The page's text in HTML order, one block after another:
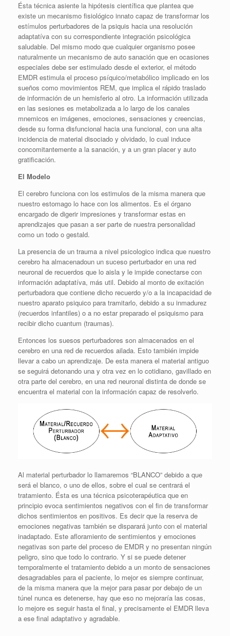
Ésta técnica asiente la hipótesis científica que plantea que
existe un mecanismo fisiológico innato capaz de transformar los
estímulos perturbadores de la psiquis hacia una resolución
adaptatíva con su correspondiente integración psicológica
saludable. Del mismo modo que cualquier organismo posee
naturalmente un mecanismo de auto sanación que en ocasiones
especiales debe ser estimulado desde el exterior, el método
EMDR estimula el proceso psíquico/metabólico implicado en los
sueños como movimientos REM, que implica el rápido traslado
de información de un hemisferio al otro. La información utilizada
en las sesiones es metabolizada a lo largo de los canales
mnemicos en imágenes, emociones, sensaciones y creencias,
desde su forma disfuncional hacia una funcional, con una alta
incidencia de material disociado y olvidado, lo cual induce
concomitantemente a la sanación, y a un gran placer y auto
gratificación.
El Modelo
El cerebro funciona con los estimulos de la misma manera que
nuestro estomago lo hace con los alimentos. Es el órgano
encargado de digerir impresiones y transformar estas en
aprendizajes que pasan a ser parte de nuestra personalidad
como un todo o gestald.
La presencia de un trauma a nivel psicologico indica que nuestro
cerebro ha almacenadoun un suceso perturbador en una red
neuronal de recuerdos que lo aisla y le impide conectarse con
información adaptatíva, más util. Debido al monto de exitación
perturbadora que contiene dicho recuerdo y/o a la incapacidad de
nuestro aparato psiquico para tramitarlo, debido a su inmadurez
(recuerdos infantiles) o a no estar preparado el psiquismo para
recibir dicho cuantum (traumas).
Entonces los suesos perturbadores son almacenados en el
cerebro en una red de recuerdos ailada. Esto también impide
llevar a cabo un aprendizaje. De esta manera el material antiguo
se seguirá detonando una y otra vez en lo cotidiano, gavillado en
otra parte del cerebro, en una red neuronal distinta de donde se
encuentra el material con la información capaz de resolverlo.
Al material perturbador lo llamaremos “BLANCO” debido a que
será el blanco, o uno de ellos, sobre el cual se centrará el
tratamiento. Ésta es una técnica psicoterapéutica que en
principio evoca sentimientos negativos con el fin de transformar
dichos sentimientos en positivos. Es decir que la reserva de
emociones negativas también se disparará junto con el material
inadaptado. Este afloramiento de sentimientos y emociones
negativas son parte del proceso de EMDR y no presentan ningún
peligro, sino que todo lo contrario. Y si se puede detener
temporalmente el tratamiento debido a un monto de sensaciones
desagradables para el paciente, lo mejor es siempre continuar,
de la misma manera que la mejor para pasar por debajo de un
túnel nunca es detenerse, hay que eso no mejoraría las cosas,
lo mejore es seguir hasta el final, y precisamente el EMDR lleva
a ese final adaptativo y agradable.